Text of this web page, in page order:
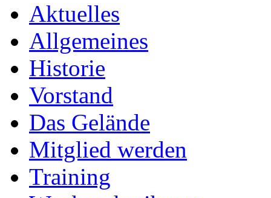
Aktuelles
Allgemeines
Historie
Vorstand
Das Gelände
Mitglied werden
Training